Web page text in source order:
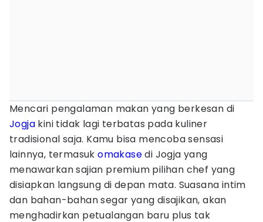
Mencari pengalaman makan yang berkesan di
Jogja kini tidak lagi terbatas pada kuliner
tradisional saja. Kamu bisa mencoba sensasi
lainnya, termasukomakasedi Jogja yang
menawarkan sajian premium pilihan chef yang
disiapkan langsung di depan mata. Suasana intim
dan bahan-bahan segar yang disajikan, akan
menghadirkan petualangan baru plus tak